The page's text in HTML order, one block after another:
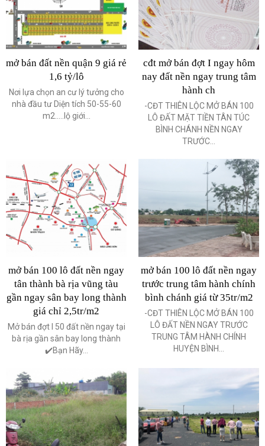
mở bán đất nền quận 9 giá rẻ
1,6 tỷ/lô
Nơi lựa chọn an cư lý tưởng cho
nhà đầu tư Diện tích 50-55-60
m2…..lộ giới...
cđt mở bán đợt I ngay hôm
nay đất nền ngay trung tâm
hành ch
-CĐT THIÊN LỘC MỞ BÁN 100
LÔ ĐẤT MẶT TIỀN TÂN TÚC
BÌNH CHÁNH NỀN NGAY
TRƯỚC...
mở bán 100 lô đất nền ngay
tân thành bà rịa vũng tàu
gần ngay sân bay long thành
giá chỉ 2,5tr/m2
Mở bán đợt I 50 đất nền ngay tại
bà rịa gần sân bay long thành
✔️Bạn Hãy...
mở bán 100 lô đất nền ngay
trước trung tâm hành chính
bình chánh giá từ 35tr/m2
-CĐT THIÊN LỘC MỞ BÁN 100
LÔ ĐẤT NỀN NGAY TRƯỚC
TRUNG TÂM HÀNH CHÍNH
HUYỆN BÌNH...